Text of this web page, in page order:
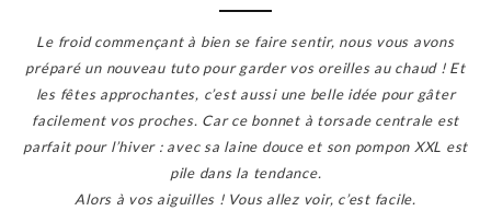
Le froid commençant à bien se faire sentir, nous vous avons
préparé un nouveau tuto pour garder vos oreilles au chaud ! Et
les fêtes approchantes, c’est aussi une belle idée pour gâter
facilement vos proches. Car ce bonnet à torsade centrale est
parfait pour l’hiver : avec sa laine douce et son pompon XXL est
pile dans la tendance.
Alors à vos aiguilles ! Vous allez voir, c’est facile.